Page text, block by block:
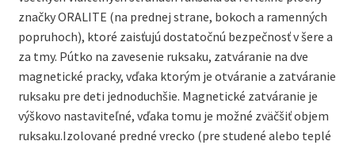
značky ORALITE (na prednej strane, bokoch a ramenných
popruhoch), ktoré zaisťujú dostatočnú bezpečnosť v šere a
za tmy. Pútko na zavesenie ruksaku, zatváranie na dve
magnetické pracky, vďaka ktorým je otváranie a zatváranie
ruksaku pre deti jednoduchšie. Magnetické zatváranie je
výškovo nastaviteľné, vďaka tomu je možné zväčšiť objem
ruksaku.Izolované predné vrecko (pre studené alebo teplé